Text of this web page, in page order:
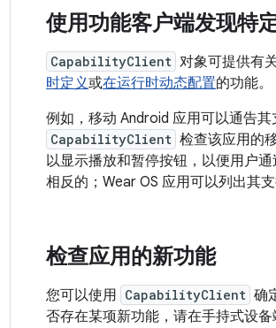
使用功能客户端发现特
CapabilityClient 对象可提供有
时定义或在运行时动态配置的功能。
例如，移动 Android 应用可以通告
CapabilityClient 检查该应用的
以显示播放和暂停按钮，以便用户
相反的；Wear OS 应用可以列出其支
检查应用的新功能
您可以使用 CapabilityClient 确
否存在某项新功能，请在手持式设